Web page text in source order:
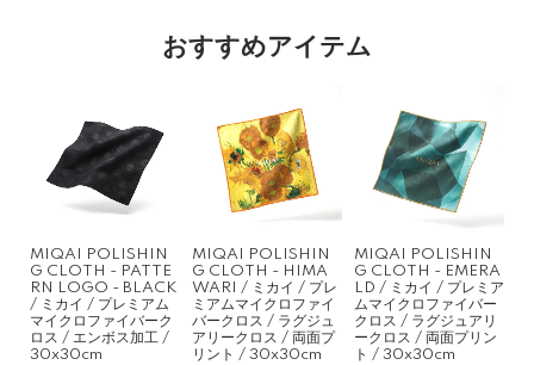
おすすめアイテム
MIQAI POLISHIN
G CLOTH - PATTE
RN LOGO - BLACK
/ ミカイ / プレミアム
マイクロファイバーク
ロス / エンボス加工 /
30x30cm
MIQAI POLISHIN
G CLOTH - HIMA
WARI / ミカイ / プレ
ミアムマイクロファイ
バークロス / ラグジュ
アリークロス / 両面プ
リント / 30x30cm
MIQAI POLISHIN
G CLOTH - EMERA
LD / ミカイ / プレミア
ムマイクロファイバー
クロス / ラグジュアリ
ークロス / 両面プリン
ト / 30x30cm